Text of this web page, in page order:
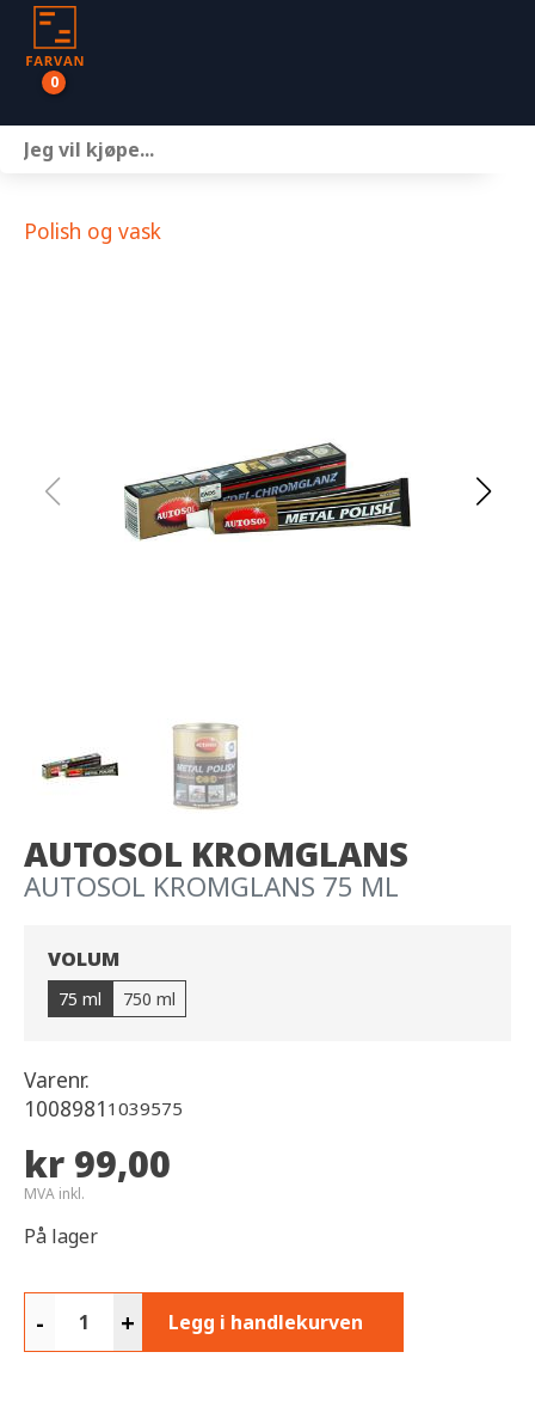
0
Polish og vask
AUTOSOL KROMGLANS
AUTOSOL KROMGLANS 75 ML
VOLUM
75 ml 750 ml
Varenr.
1008981 1039575
kr 99,00
MVA inkl.
På lager
- + Legg i handlekurven